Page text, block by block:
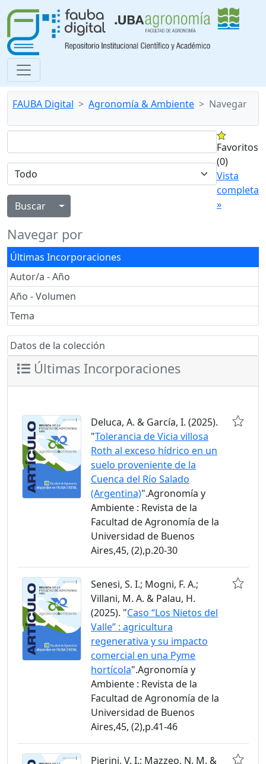
FAUBA Digital Agronomía & Ambiente Navegar
Alternar menú desplegable
Favoritos
(0)
Vista
completa
»
Navegar por
Últimas Incorporaciones
Autor/a - Año
Año - Volumen
Tema
Datos de la colección
Últimas Incorporaciones
Deluca, A. & García, I. (2025).
"Tolerancia de Vicia villosa
Roth al exceso hídrico en un
suelo proveniente de la
Cuenca del Río Salado
(Argentina)".Agronomía y
Ambiente : Revista de la
Facultad de Agronomía de la
Universidad de Buenos
Aires,45, (2),p.20-30
Senesi, S. I.; Mogni, F. A.;
Villani, M. A. & Palau, H.
(2025). "Caso “Los Nietos del
Valle” : agricultura
regenerativa y su impacto
comercial en una Pyme
hortícola".Agronomía y
Ambiente : Revista de la
Facultad de Agronomía de la
Universidad de Buenos
Aires,45, (2),p.41-46
Pierini, V. I.; Mazzeo, N. M. &